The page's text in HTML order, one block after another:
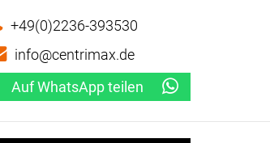
+49(0)2236-393530
info@centrimax.de
Auf WhatsApp teilen